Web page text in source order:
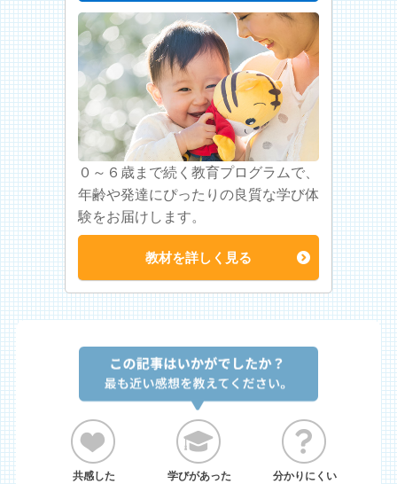
０～６歳まで続く教育プログラムで、
年齢や発達にぴったりの良質な学び体
験をお届けします。
教材を詳しく見る
共感した 学びがあった 分かりにくい